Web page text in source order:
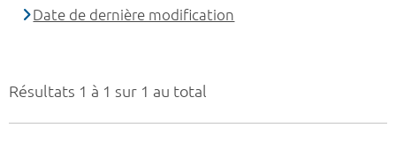
Résultats 1 à 1 sur 1 au total
Date de dernière modification